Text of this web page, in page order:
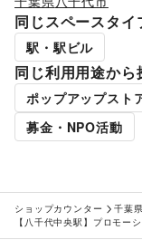
車/バイク・オート
マイクロモビリテ
NPO・公共団体
地方公共団体・行
/NPO・ボランティ
ビジネス・オフィス
法人向けサービス/
イベント企画・運営
同じスペースタイ
駅・駅ビル
同じ利用用途から
ポップアップスト
募金・NPO活動
ショップカウンター 千葉県
【八千代中央駅】プロモー